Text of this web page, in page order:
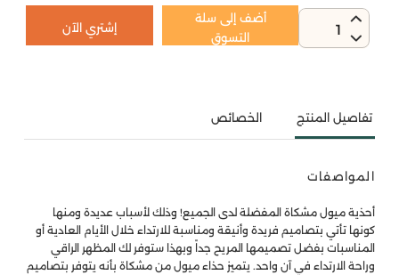
1
أضف إلى سلة
التسوق
إشتري الآن
تفاصيل المنتج الخصائص
المواصفات
أحذية ميول مشكاة المفضلة لدى الجميع! وذلك لأسباب عديدة ومنها
كونها تأتي بتصاميم فريدة وأنيقة ومناسبة للارتداء خلال الأيام العادية أو
المناسبات بفضل تصميمها المريح جداً وبهذا ستوفر لك المظهر الراقي
وراحة الارتداء في آن واحد. يتميز حذاء ميول من مشكاة بأنه يتوفر بتصاميم